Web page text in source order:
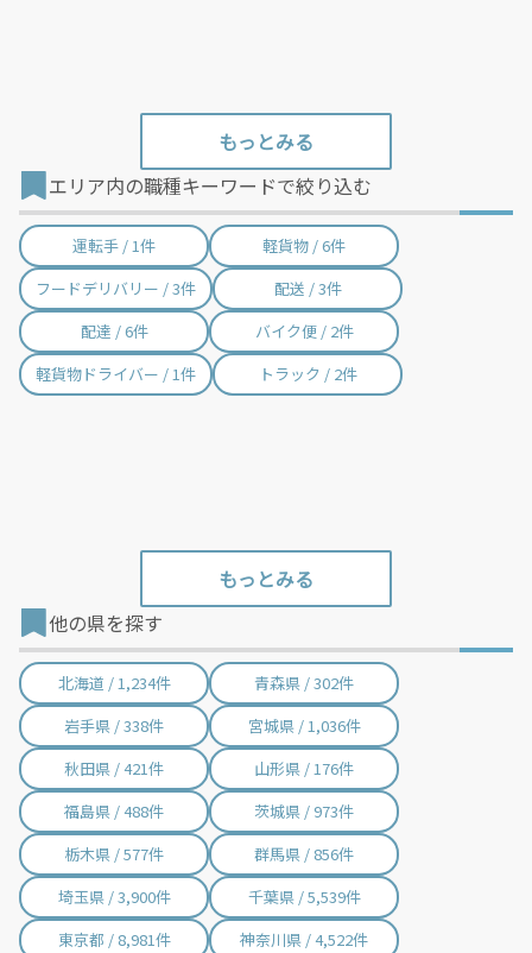
岬町 / 12件
太子町 / 1件
河南町 / 1件
千早赤阪村 / 1件
西宮市 / 1件
エリア内の職種キーワードで絞り込む
運転手 / 1件
軽貨物 / 6件
フードデリバリー / 3件
配送 / 3件
配達 / 6件
バイク便 / 2件
軽貨物ドライバー / 1件
トラック / 2件
他の県を探す
北海道 / 1,234件
青森県 / 302件
岩手県 / 338件
宮城県 / 1,036件
秋田県 / 421件
山形県 / 176件
福島県 / 488件
茨城県 / 973件
栃木県 / 577件
群馬県 / 856件
埼玉県 / 3,900件
千葉県 / 5,539件
東京都 / 8,981件
神奈川県 / 4,522件